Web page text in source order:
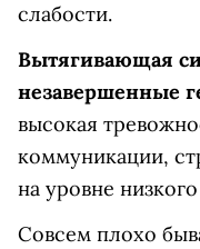
слабости.
Вытягивающая
незавершенные
высокая
коммуникации,
на уровне
Совсем плохо